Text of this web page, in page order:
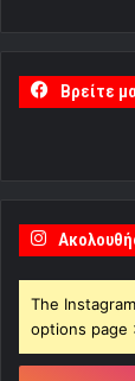
Βρείτε
The
options page